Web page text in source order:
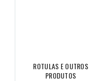
ROTULAS E OUTROS
PRODUTOS